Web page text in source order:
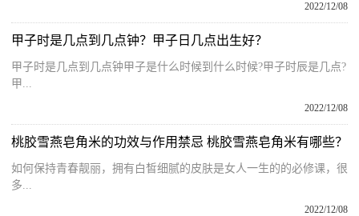
2022/12/08
甲子时是几点到几点钟？甲子日几点出生好？
甲子时是几点到几点钟甲子是什么时候到什么时候?甲子时辰是几点?
甲...
2022/12/08
桃胶雪燕皂角米的功效与作用禁忌 桃胶雪燕皂角米有哪些？
如何保持青春靓丽，拥有白皙细腻的皮肤是女人一生的的必修课，很
多...
2022/12/08